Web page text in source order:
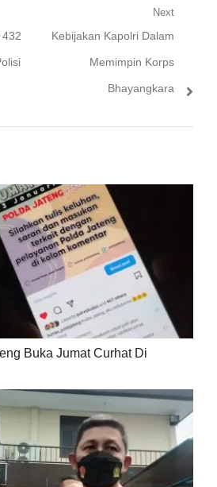
Next
Next
Kebijakan Kapolri Dalam
Memimpin Korps
Bhayangkara
Buka Jumat Curhat Di